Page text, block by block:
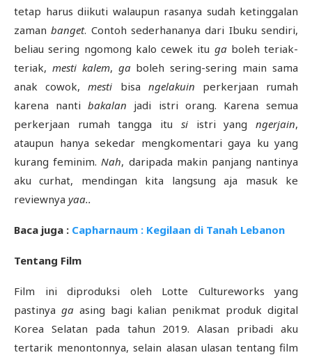
tetap harus diikuti walaupun rasanya sudah ketinggalan
zamanbanget. Contoh sederhananya dari Ibuku sendiri,
beliau sering ngomong kalo cewek itu gaboleh teriak-
teriak, mesti kalem, ga boleh sering-sering main sama
anak cowok,mesti bisa ngelakuin perkerjaan rumah
karena nantibakalan jadi istri orang. Karena semua
perkerjaan rumah tangga itu siistri yang ngerjain,
ataupun hanya sekedar mengkomentari gaya ku yang
kurang feminim.Nah, daripada makin panjang nantinya
aku curhat, mendingan kita langsung aja masuk ke
reviewnya yaa..
Baca juga : Capharnaum : Kegilaan di Tanah Lebanon
Tentang Film
Film ini diproduksi oleh Lotte Cultureworks yang
pastinya gaasing bagi kalian penikmat produk digital
Korea Selatan pada tahun 2019. Alasan pribadi aku
tertarik menontonnya, selain alasan ulasan tentang film